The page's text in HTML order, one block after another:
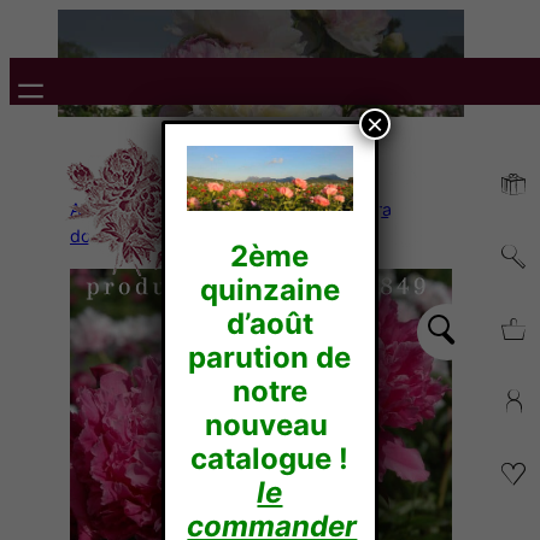
Accueil/Pivoines Herbacées/Lactiflora
doubles/ TONDELEYO
2ème
quinzaine
d’août
parution de
notre
nouveau
catalogue !
le
commander
×